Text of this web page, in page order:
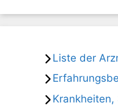
Liste der
Krankheiten,